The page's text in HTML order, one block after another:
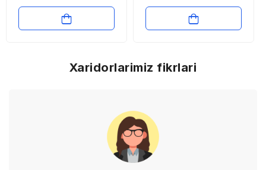
Xaridorlarimiz fikrlari